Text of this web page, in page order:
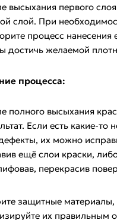
высыхания первого
слой. При
процесс нанесения
достичь желаемой
процесса:
полного высыхания
Если есть какие-то
их можно
ещё слои краски,
перекрасив
защитные материалы,
их правильным